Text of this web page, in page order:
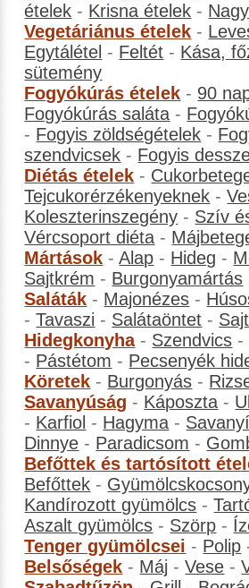
ételek - Krisna ételek -
Vegetáriánus ételek -
Egytálétel - Feltét - Kása,
sütemény
Fogyókúrás ételek - 90
Fogyókúrás saláta -
- Fogyis zöldségételek -
szendvicsek - Fogyis
Diétás ételek -
Tejcukorérzékenyeknek -
Koleszterinszegény - Szív
Vércsoport diéta -
Mártások -Alap - Hideg -
Sajtkrém - Burgonyamártás
Saláták - Majonézes -
-Tavaszi - Salátaöntet -
Hidegkonyha- Szendvics -
- Pástétom - Pecsenyék
Köretek - Burgonyás -
Savanyúság - Káposzta -
- Karfiol - Hagyma -
Dinnye - Paradicsom -
Befőttek és tartósított
Befőttek -
Kandírozott gyümölcs -
Aszalt gyümölcs - Szörp -
Tenger gyümölcsei - Polip
Belsőségek - Máj -Vese -